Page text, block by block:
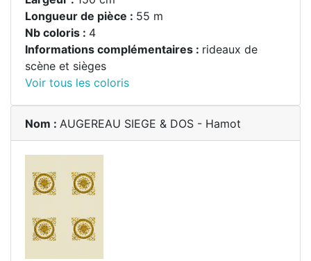
Longueur de pièce : 55 m
Nb coloris : 4
Informations complémentaires : rideaux de
scène et sièges
Voir tous les coloris
Nom : AUGEREAU SIEGE & DOS - Hamot